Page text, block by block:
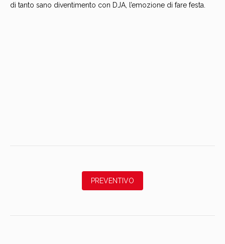
di tanto sano diventimento con DJA, l’emozione di fare festa.
PREVENTIVO